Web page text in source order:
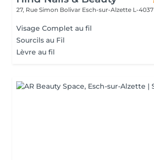
27, Rue Simon Bolivar Esch-sur-Alzette L-4037
Visage Complet au fil
Sourcils au Fil
Lèvre au fil